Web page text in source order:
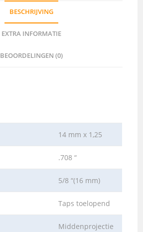
BESCHRIJVING
EXTRA INFORMATIE
BEOORDELINGEN (0)
14 mm x 1,25
.708 “
5/8 “(16 mm)
Taps toelopend
Middenprojectie